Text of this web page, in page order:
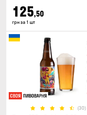
125,50
грн за 1 шт
(30)